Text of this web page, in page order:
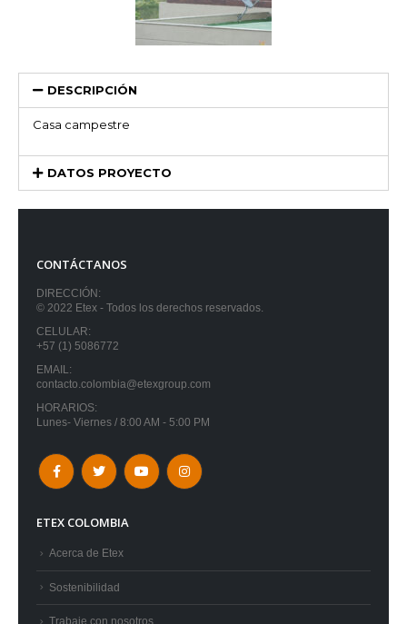
DESCRIPCIÓN
Casa campestre
DATOS PROYECTO
CONTÁCTANOS
DIRECCIÓN:
© 2022 Etex - Todos los derechos reservados.
CELULAR:
+57 (1) 5086772
EMAIL:
contacto.colombia@etexgroup.com
HORARIOS:
Lunes- Viernes / 8:00 AM - 5:00 PM
ETEX COLOMBIA
Acerca de Etex
Sostenibilidad
Trabaje con nosotros